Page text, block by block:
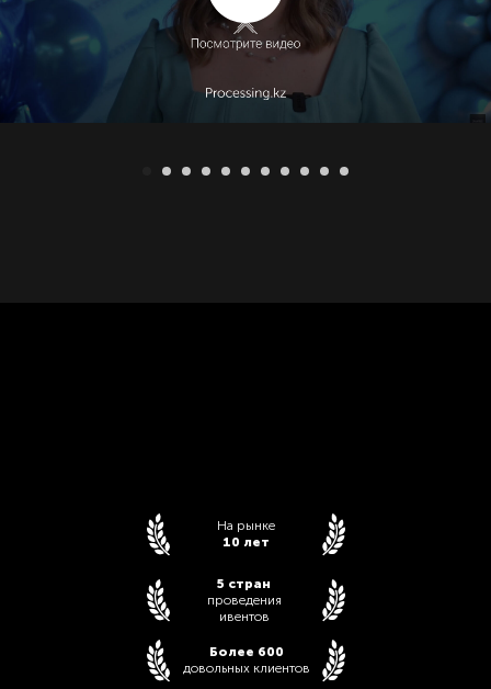
На рынке
10 лет
5 стран
проведения
ивентов
Более 600
довольных клиентов